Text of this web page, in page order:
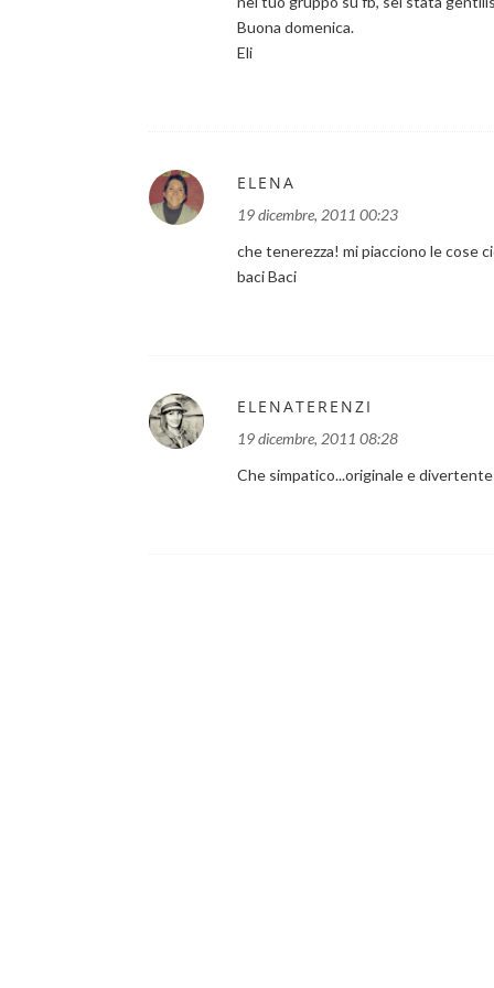
Buona domenica.
Eli
ELENA
19 dicembre, 2011 00:23
che tenerezza! mi piacciono le cose
baci Baci
ELENATERENZI
19 dicembre, 2011 08:28
Che simpatico...originale e